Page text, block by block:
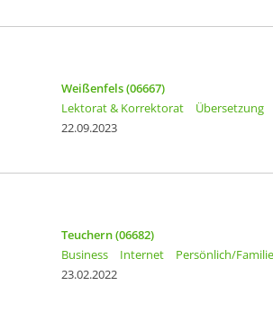
Weißenfels (06667)
Lektorat & Korrektorat Übersetzung
22.09.2023
Teuchern (06682)
Business Internet
Persönlich/Familie
23.02.2022